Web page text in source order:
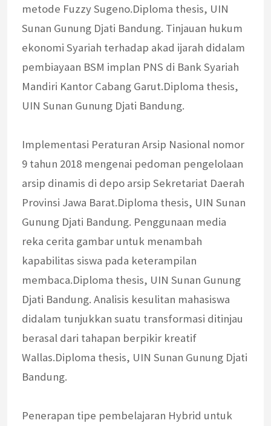
metode Fuzzy Sugeno.Diploma thesis, UIN
Sunan Gunung Djati Bandung. Tinjauan hukum
ekonomi Syariah terhadap akad ijarah didalam
pembiayaan BSM implan PNS di Bank Syariah
Mandiri Kantor Cabang Garut.Diploma thesis,
UIN Sunan Gunung Djati Bandung.
Implementasi Peraturan Arsip Nasional nomor
9 tahun 2018 mengenai pedoman pengelolaan
arsip dinamis di depo arsip Sekretariat Daerah
Provinsi Jawa Barat.Diploma thesis, UIN Sunan
Gunung Djati Bandung. Penggunaan media
reka cerita gambar untuk menambah
kapabilitas siswa pada keterampilan
membaca.Diploma thesis, UIN Sunan Gunung
Djati Bandung. Analisis kesulitan mahasiswa
didalam tunjukkan suatu transformasi ditinjau
berasal dari tahapan berpikir kreatif
Wallas.Diploma thesis, UIN Sunan Gunung Djati
Bandung.
Penerapan tipe pembelajaran Hybrid untuk